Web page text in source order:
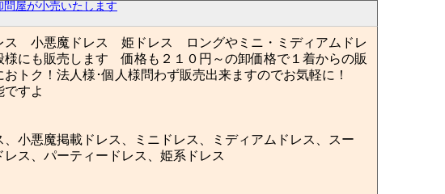
屋が小売いたします
ス 小悪魔ドレス 姫ドレス ロングやミニ・ミディアムドレ
にも販売します 価格も２１０円～の卸価格で１着からの販
トク！法人様･個人様問わず販売出来ますのでお気軽に！
すよ
小悪魔掲載ドレス、ミニドレス、ミディアムドレス、スー
ス、パーティードレス、姫系ドレス